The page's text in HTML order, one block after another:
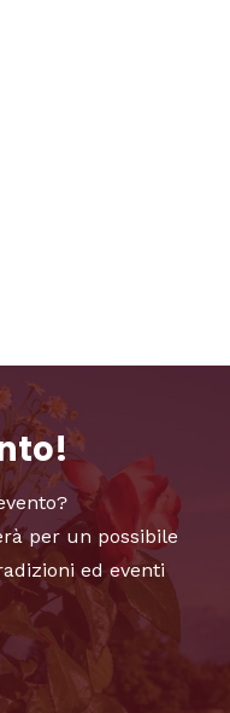
per un possibile
ed eventi